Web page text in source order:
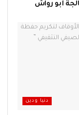
أبو رواش
دنيا ودين